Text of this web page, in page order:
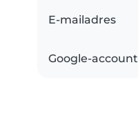
E-mailadres
Google-account